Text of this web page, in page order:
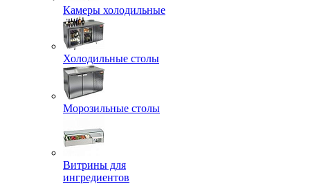
Камеры холодильные
Холодильные столы
Морозильные столы
Витрины для
ингредиентов